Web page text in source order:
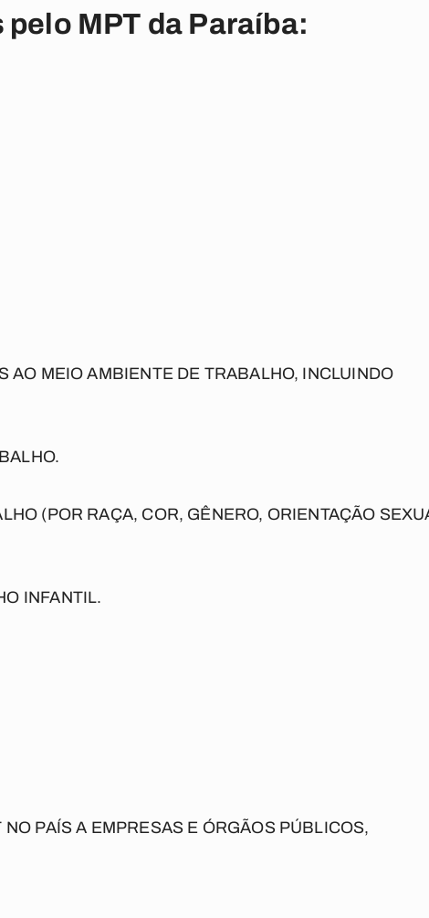
MPT da Paraíba:
AO MEIO AMBIENTE DE TRABALHO, INCLUINDO
(POR RAÇA, COR, GÊNERO, ORIENTAÇÃO
INFANTIL.
PAÍS A EMPRESAS E ÓRGÃOS PÚBLICOS,